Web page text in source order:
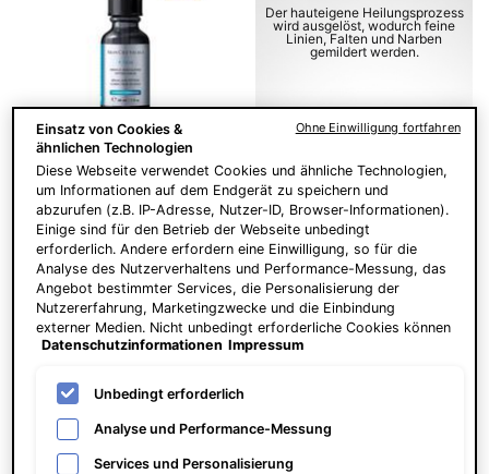
P-TIOX
Ein fortschrittliches Peptid-
Anti-Falten-Serum für das
Gesicht
4.5 (1980)
Eine Größe verfügbar
30 ml
150,00 €
ZUM
WARENKORB
HINZUFÜGEN P-TIOX
Der hauteigene Heilungsprozess
wird ​ausgelöst, wodurch​ feine
Linien, Falten und ​Narben
gemildert werden.
MEHR ERFAHREN
Einsatz von Cookies &
ähnlichen Technologien
Diese Webseite verwendet Cookies und ähnliche Technologien,
um Informationen auf dem Endgerät zu speichern und
abzurufen (z.B. IP-Adresse, Nutzer-ID, Browser-Informationen).
Einige sind für den Betrieb der Webseite unbedingt
erforderlich. Andere erfordern eine Einwilligung, so für die
Analyse des Nutzerverhaltens und Performance-Messung, das
Angebot bestimmter Services, die Personalisierung der
Nutzererfahrung, Marketingzwecke und die Einbindung
externer Medien. Nicht unbedingt erforderliche Cookies können
direkt akzeptiert ("Alle akzeptieren") oder abgelehnt ("Ohne
Einstellungen sind ebenfalls möglich und speicherbar ("Auswahl
speichern"). Die Auswahl kann jederzeit unter dem Link
"Cookie-Einstellungen" angepasst werden. Für weitere
Informationen s. unsere Datenschutzinformationen.
Datenschutzinformationen Impressum
Unbedingt erforderlich
Analyse und Performance-Messung
Services und Personalisierung
Ohne Einwilligung fortfahren